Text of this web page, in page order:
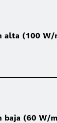
alta (100 W/
baja (60 W/